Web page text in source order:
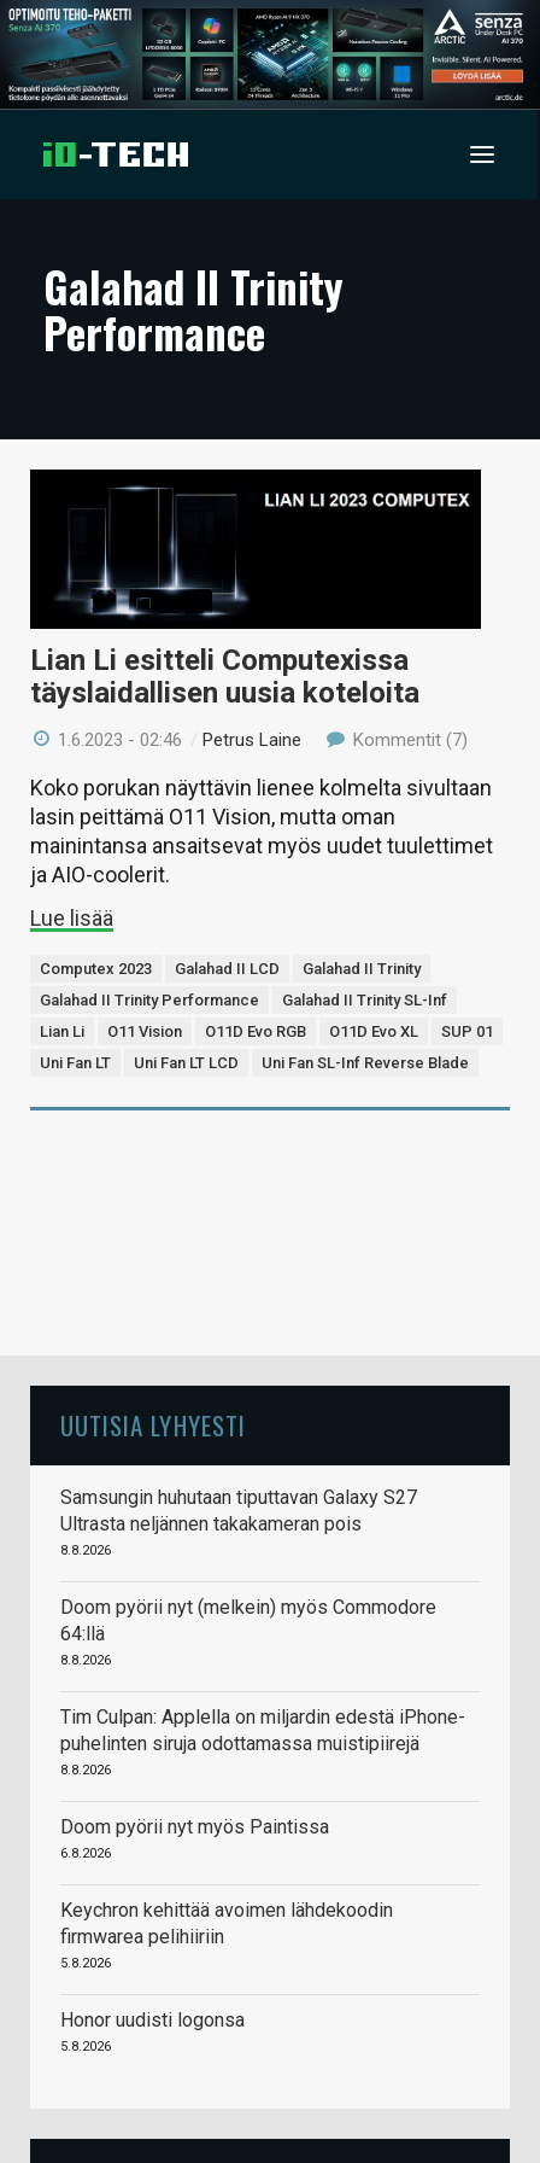
UUTISET
ARTIKKELIT
TIETOA
KAUPPA
VAIHDA TEEMA
HAKU
Galahad II Trinity
Performance
Lian Li esitteli Computexissa
täyslaidallisen uusia koteloita
1.6.2023 - 02:46 / Petrus Laine Kommentit (7)
Koko porukan näyttävin lienee kolmelta sivultaan
lasin peittämä O11 Vision, mutta oman
mainintansa ansaitsevat myös uudet tuulettimet
ja AIO-coolerit.
Lue lisää
Computex 2023 Galahad II LCD
Galahad II Trinity
Galahad II Trinity Performance
Galahad II Trinity SL-Inf
Lian Li
O11 Vision O11D Evo RGB O11D Evo XL
SUP 01
Uni Fan LT
Uni Fan LT LCD Uni Fan SL-Inf Reverse Blade
UUTISIA LYHYESTI
Samsungin huhutaan tiputtavan Galaxy S27
Ultrasta neljännen takakameran pois
8.8.2026
Doom pyörii nyt (melkein) myös Commodore
64:llä
8.8.2026
Tim Culpan: Applella on miljardin edestä iPhone-
puhelinten siruja odottamassa muistipiirejä
8.8.2026
Doom pyörii nyt myös Paintissa
6.8.2026
Keychron kehittää avoimen lähdekoodin
firmwarea pelihiiriin
5.8.2026
Honor uudisti logonsa
5.8.2026